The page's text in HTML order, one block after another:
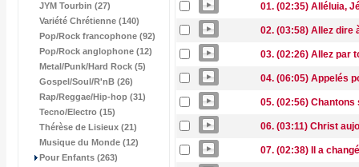
JYM Tourbin (27)
Variété Chrétienne (140)
Pop/Rock francophone (92)
Pop/Rock anglophone (12)
Metal/Punk/Hard Rock (5)
Gospel/Soul/R'nB (26)
Rap/Reggae/Hip-hop (31)
Tecno/Electro (15)
Thérèse de Lisieux (21)
Musique du Monde (12)
Pour Enfants (263)
01. (02:35) Alléluia,
02. (03:58) Allez dire
03. (02:26) Allez par
04. (06:05) Appelés
05. (02:56)
06. (03:11) Christ
07. (02:38) Il a